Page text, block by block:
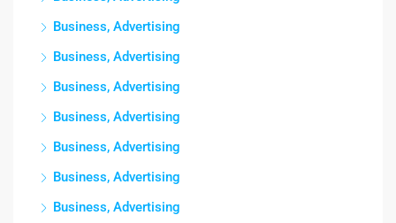
Business, Advertising
Business, Advertising
Business, Advertising
Business, Advertising
Business, Advertising
Business, Advertising
Business, Advertising